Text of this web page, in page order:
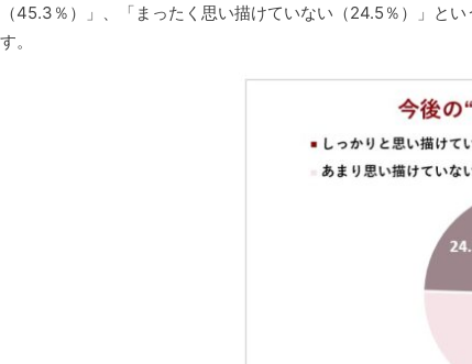
（45.3％）」、「まったく思い描けていない（24.5％）」と
す。